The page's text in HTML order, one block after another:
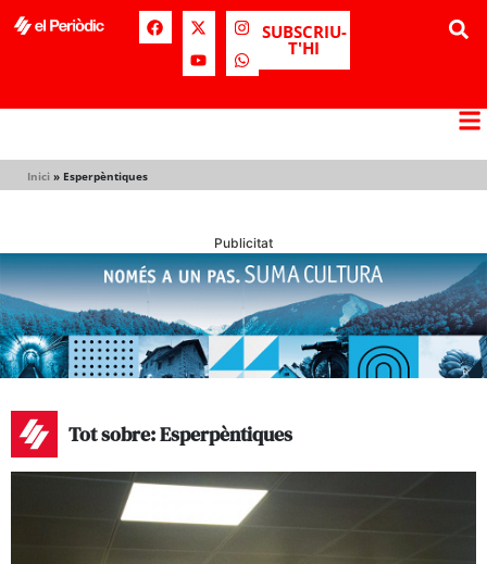
SUBSCRIU-
T'HI
Inici » Esperpèntiques
Publicitat
Tot sobre: Esperpèntiques